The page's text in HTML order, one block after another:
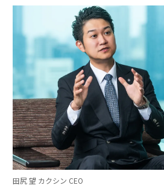
田尻 望 カクシン CEO